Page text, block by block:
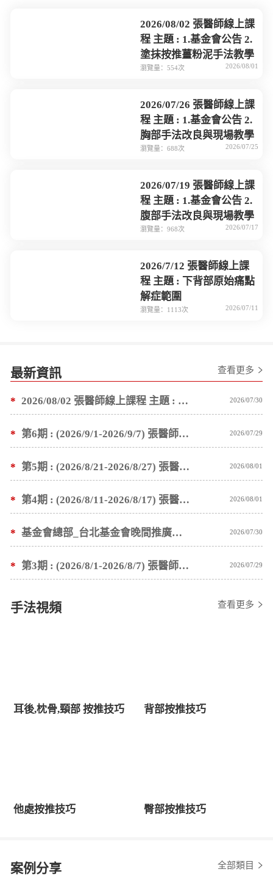
2026/08/02 張醫師線上課
程 主題 : 1.基金會公告 2.
塗抹按推薑粉泥手法教學
瀏覽量：554次 2026/08/01
2026/07/26 張醫師線上課
程 主題 : 1.基金會公告 2.
胸部手法改良與現場教學
瀏覽量：688次 2026/07/25
2026/07/19 張醫師線上課
程 主題 : 1.基金會公告 2.
腹部手法改良與現場教學
瀏覽量：968次 2026/07/17
2026/7/12 張醫師線上課
程 主題 : 下背部原始痛點
解症範圍
瀏覽量：1113次 2026/07/11
最新資訊 查看更多
* 2026/08/02 張醫師線上課程 主題 : 1.基金會公告 2.塗抹按推薑粉泥手法教學 2026/07/30
* 第6期 : (2026/9/1-2026/9/7) 張醫師親自培訓手法 廣州基礎班7 天錄取名單公告 2026/07/29
* 第5期 : (2026/8/21-2026/8/27) 張醫師親自培訓手法 廣州基礎班7 天錄取名單公告 2026/08/01
* 第4期 : (2026/8/11-2026/8/17) 張醫師親自培訓手法 廣州基礎班7 天錄取名單公告 2026/08/01
* 基金會總部_台北基金會晚間推廣暫停服務公告 2026/07/30
* 第3期 : (2026/8/1-2026/8/7) 張醫師親自培訓手法 廣州基礎班7 天錄取名單公告 2026/07/29
手法視頻 查看更多
耳後,枕骨,頸部 按推技巧 背部按推技巧
他處按推技巧 臀部按推技巧
案例分享 全部類目